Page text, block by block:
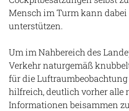
Mensch im Turm kann
unterstützen.
Um im Nahbereich des
Verkehr naturgemäß
für die Luftraumbeobachtung
hilfreich, deutlich vorher alle
Informationen beisammen